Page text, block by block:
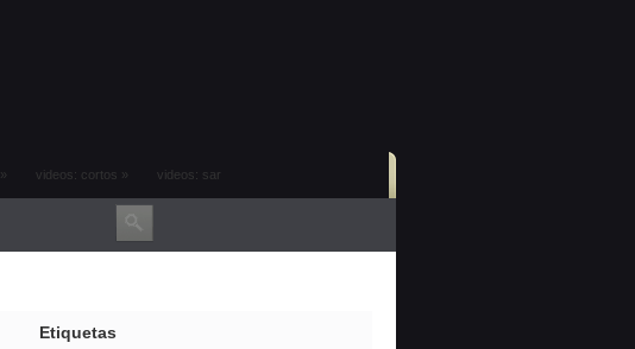
» videos: cortos » videos: sar
Etiquetas